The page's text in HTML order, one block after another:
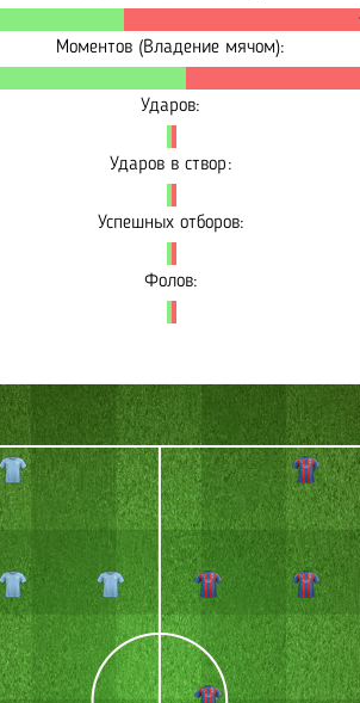
Моментов (Владение мячом):
Ударов:
Ударов в створ:
Успешных отборов:
Фолов: